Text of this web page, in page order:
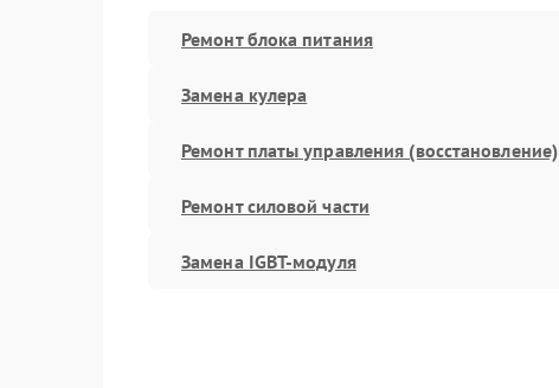
Ремонт блока питания
Замена кулера
Ремонт платы управления (восстановление)
Ремонт силовой части
Замена IGBT-модуля